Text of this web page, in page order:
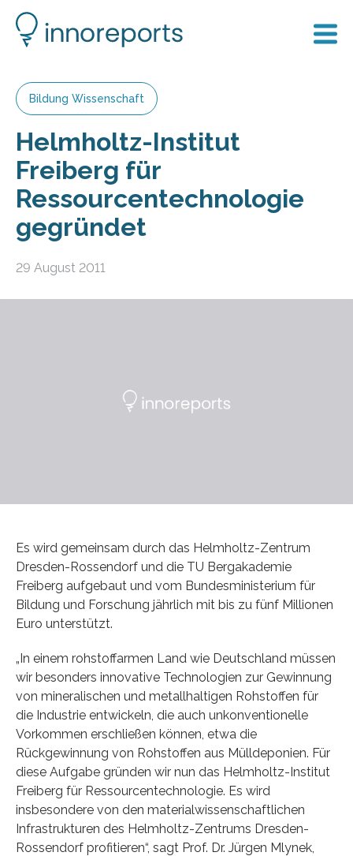
Bildung Wissenschaft
Helmholtz-Institut
Freiberg für
Ressourcentechnologie
gegründet
29 August 2011
Es wird gemeinsam durch das Helmholtz-Zentrum
Dresden-Rossendorf und die TU Bergakademie
Freiberg aufgebaut und vom Bundesministerium für
Bildung und Forschung jährlich mit bis zu fünf Millionen
Euro unterstützt.
„In einem rohstoffarmen Land wie Deutschland müssen
wir besonders innovative Technologien zur Gewinnung
von mineralischen und metallhaltigen Rohstoffen für
die Industrie entwickeln, die auch unkonventionelle
Vorkommen erschließen können, etwa die
Rückgewinnung von Rohstoffen aus Mülldeponien. Für
diese Aufgabe gründen wir nun das Helmholtz-Institut
Freiberg für Ressourcentechnologie. Es wird
insbesondere von den materialwissenschaftlichen
Infrastrukturen des Helmholtz-Zentrums Dresden-
Rossendorf profitieren“, sagt Prof. Dr. Jürgen Mlynek,